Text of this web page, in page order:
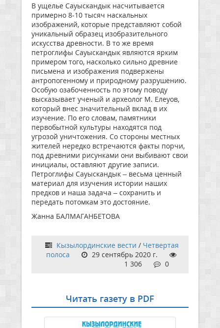
В ущелье Сауыскандык насчитывается
примерно 8-10 тысяч наскальных
изображений, которые представляют собой
уникальный образец изобразительного
искусства древности. В то же время
петроглифы Сауыскандык являются ярким
примером того, насколько сильно древние
письмена и изображения подвержены
антропогенному и природному разрушению.
Особую озабоченность по этому поводу
высказывает ученый и археолог М. Елеуов,
который внес значительный вклад в их
изучение. По его словам, памятники
первобытной культуры находятся под
угрозой уничтожения. Со стороны местных
жителей нередко встречаются факты порчи,
под древними рисунками они выбивают свои
инициалы, оставляют другие записи.
Петроглифы Сауыскандык – весьма ценный
материал для изучения истории наших
предков и наша задача – сохранить и
передать потомкам это достояние.
Жанна БАЛМАГАНБЕТОВА
Кызылординские вести / Четвертая
полоса
29 сентябрь 2020 г.
1 306
0
Читать газету в PDF